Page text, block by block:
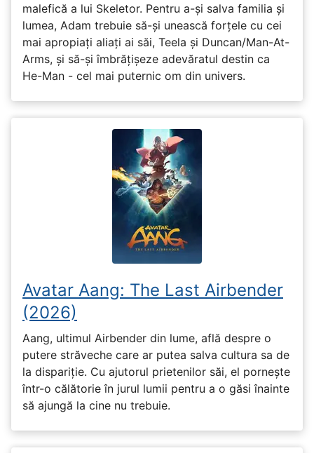
malefică a lui Skeletor. Pentru a-și salva familia și
lumea, Adam trebuie să-și unească forțele cu cei
mai apropiați aliați ai săi, Teela și Duncan/Man-At-
Arms, și să-și îmbrățișeze adevăratul destin ca
He-Man - cel mai puternic om din univers.
Avatar Aang: The Last Airbender
(2026)
Aang, ultimul Airbender din lume, află despre o
putere străveche care ar putea salva cultura sa de
la dispariție. Cu ajutorul prietenilor săi, el pornește
într-o călătorie în jurul lumii pentru a o găsi înainte
să ajungă la cine nu trebuie.